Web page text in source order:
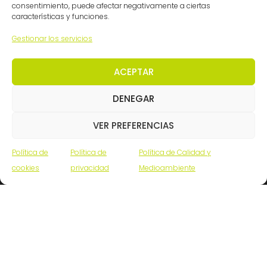
consentimiento, puede afectar negativamente a ciertas
características y funciones.
Gestionar los servicios
ACEPTAR
DENEGAR
VER PREFERENCIAS
Política de
cookies
Política de
privacidad
Política de Calidad y
Medioambiente
Madrid: (34) 914 341140
Canal ético y de denuncias